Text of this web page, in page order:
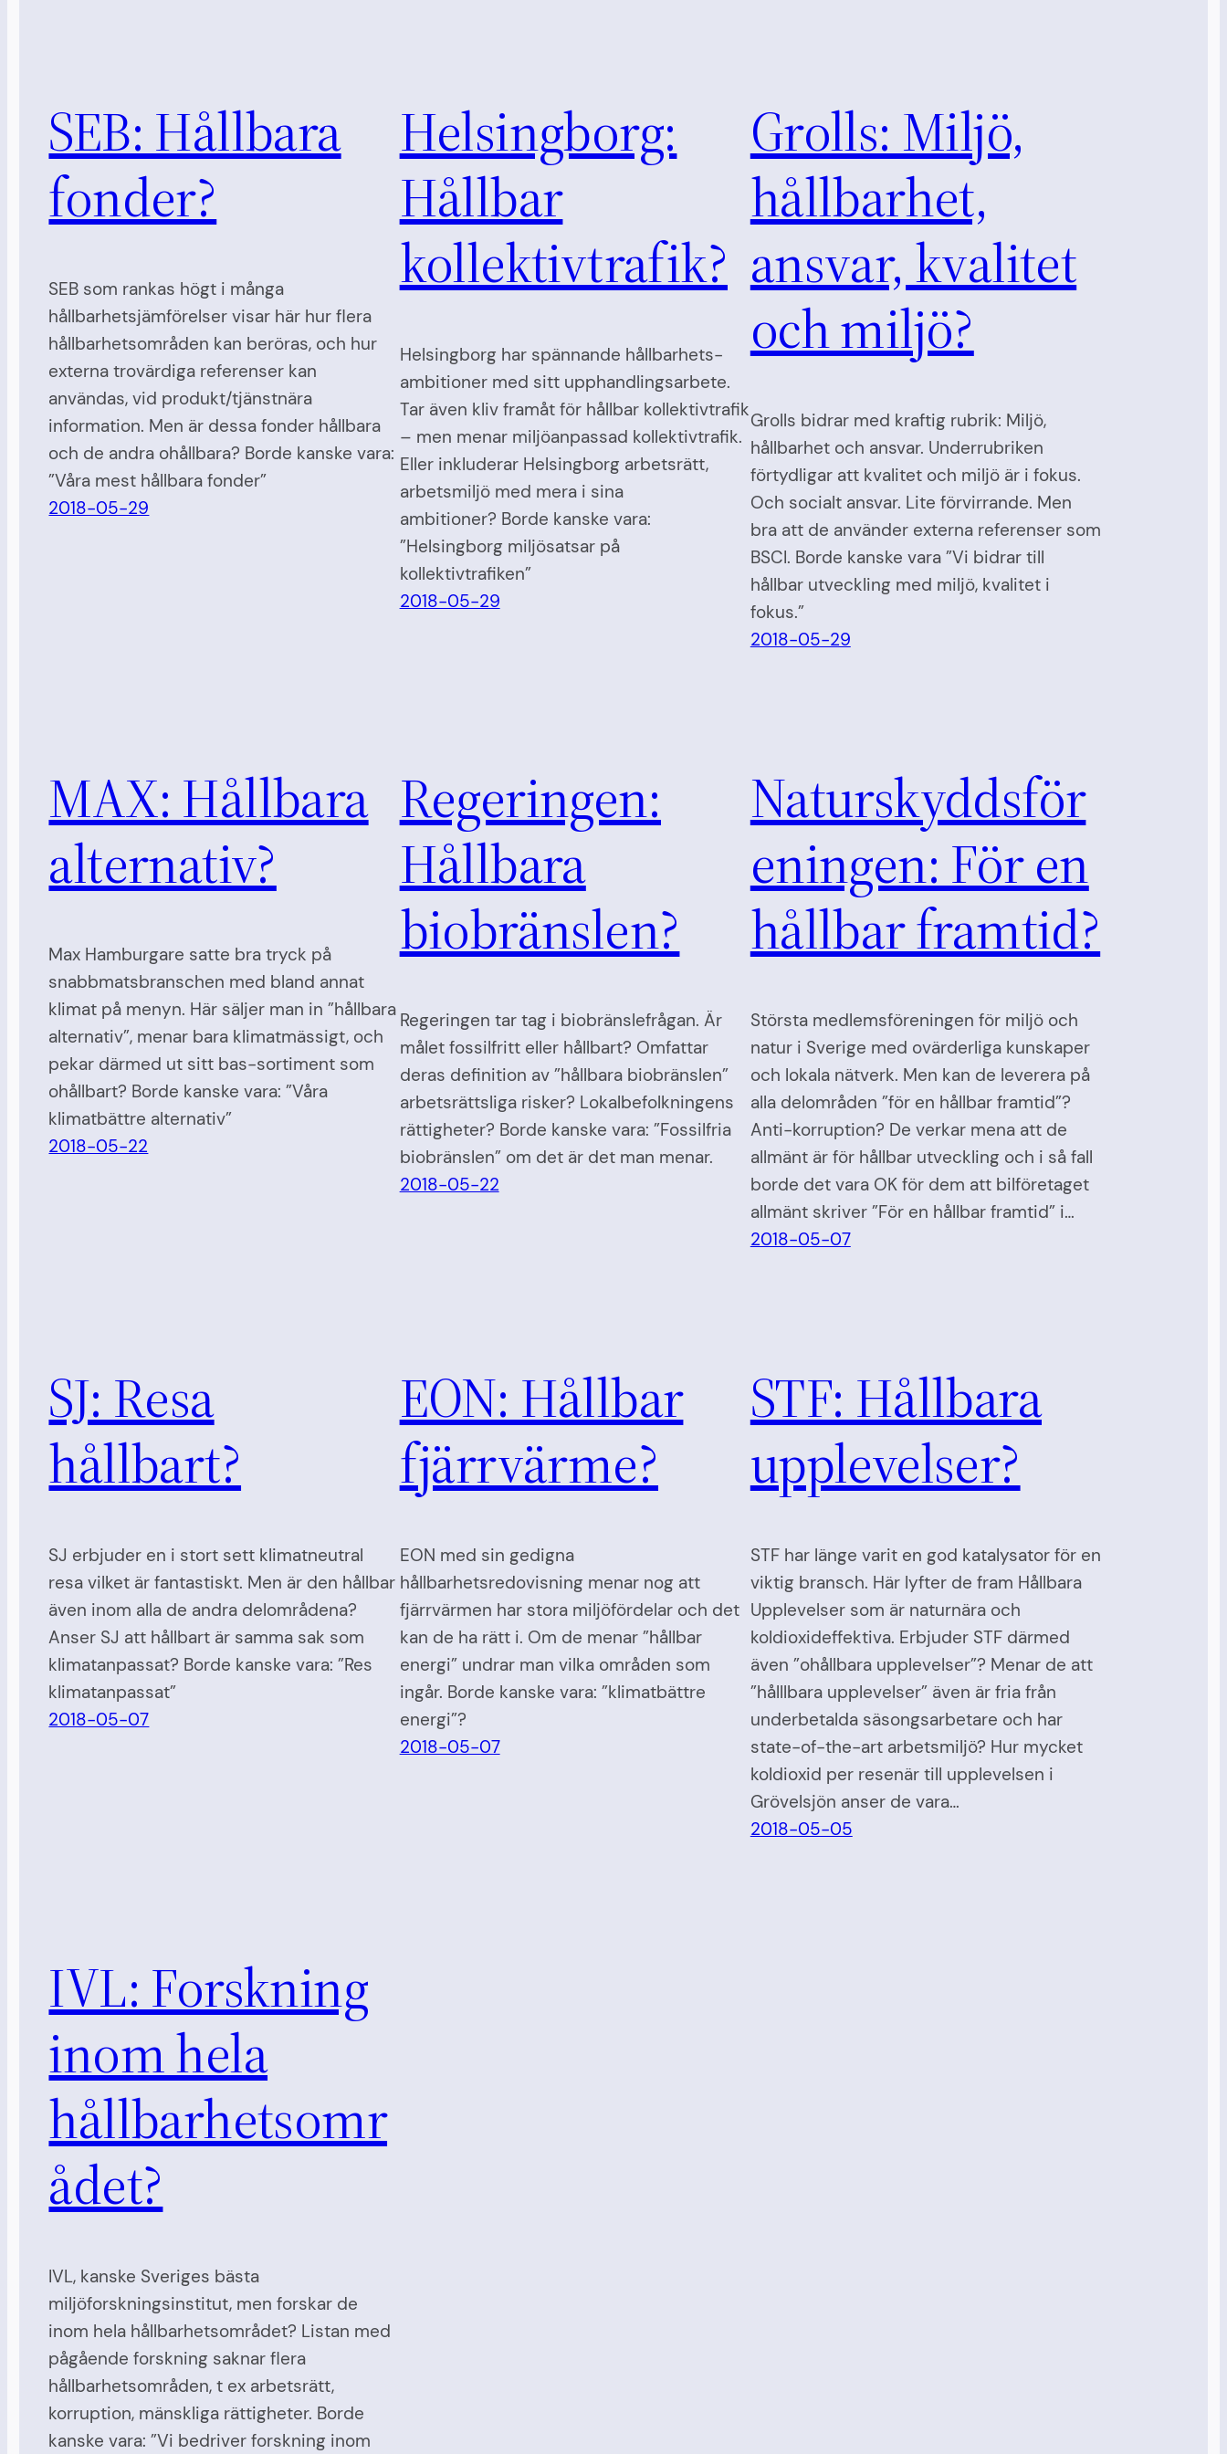
SEB: Hållbara
fonder?
SEB som rankas högt i många
hållbarhetsjämförelser visar här hur flera
hållbarhetsområden kan beröras, och hur
externa trovärdiga referenser kan
användas, vid produkt/tjänstnära
information. Men är dessa fonder hållbara
och de andra ohållbara? Borde kanske vara:
”Våra mest hållbara fonder”
2018-05-29
Helsingborg:
Hållbar
kollektivtrafik?
Helsingborg har spännande hållbarhets-
ambitioner med sitt upphandlingsarbete.
Tar även kliv framåt för hållbar kollektivtrafik
– men menar miljöanpassad kollektivtrafik.
Eller inkluderar Helsingborg arbetsrätt,
arbetsmiljö med mera i sina
ambitioner? Borde kanske vara:
”Helsingborg miljösatsar på
kollektivtrafiken”
2018-05-29
Grolls: Miljö,
hållbarhet,
ansvar, kvalitet
och miljö?
Grolls bidrar med kraftig rubrik: Miljö,
hållbarhet och ansvar. Underrubriken
förtydligar att kvalitet och miljö är i fokus.
Och socialt ansvar. Lite förvirrande. Men
bra att de använder externa referenser som
BSCI. Borde kanske vara ”Vi bidrar till
hållbar utveckling med miljö, kvalitet i
fokus.”
2018-05-29
MAX: Hållbara
alternativ?
Max Hamburgare satte bra tryck på
snabbmatsbranschen med bland annat
klimat på menyn. Här säljer man in ”hållbara
alternativ”, menar bara klimatmässigt, och
pekar därmed ut sitt bas-sortiment som
ohållbart? Borde kanske vara: ”Våra
klimatbättre alternativ”
2018-05-22
Regeringen:
Hållbara
biobränslen?
Regeringen tar tag i biobränslefrågan. Är
målet fossilfritt eller hållbart? Omfattar
deras definition av ”hållbara biobränslen”
arbetsrättsliga risker? Lokalbefolkningens
rättigheter? Borde kanske vara: ”Fossilfria
biobränslen” om det är det man menar.
2018-05-22
Naturskyddsför
eningen: För en
hållbar framtid?
Största medlemsföreningen för miljö och
natur i Sverige med ovärderliga kunskaper
och lokala nätverk. Men kan de leverera på
alla delområden ”för en hållbar framtid”?
Anti-korruption? De verkar mena att de
allmänt är för hållbar utveckling och i så fall
borde det vara OK för dem att bilföretaget
allmänt skriver ”För en hållbar framtid” i…
2018-05-07
SJ: Resa
hållbart?
SJ erbjuder en i stort sett klimatneutral
resa vilket är fantastiskt. Men är den hållbar
även inom alla de andra delområdena?
Anser SJ att hållbart är samma sak som
klimatanpassat? Borde kanske vara: ”Res
klimatanpassat”
2018-05-07
EON: Hållbar
fjärrvärme?
EON med sin gedigna
hållbarhetsredovisning menar nog att
fjärrvärmen har stora miljöfördelar och det
kan de ha rätt i. Om de menar ”hållbar
energi” undrar man vilka områden som
ingår. Borde kanske vara: ”klimatbättre
energi”?
2018-05-07
STF: Hållbara
upplevelser?
STF har länge varit en god katalysator för en
viktig bransch. Här lyfter de fram Hållbara
Upplevelser som är naturnära och
koldioxideffektiva. Erbjuder STF därmed
även ”ohållbara upplevelser”? Menar de att
”hålllbara upplevelser” även är fria från
underbetalda säsongsarbetare och har
state-of-the-art arbetsmiljö? Hur mycket
koldioxid per resenär till upplevelsen i
Grövelsjön anser de vara…
2018-05-05
IVL: Forskning
inom hela
hållbarhetsomr
ådet?
IVL, kanske Sveriges bästa
miljöforskningsinstitut, men forskar de
inom hela hållbarhetsområdet? Listan med
pågående forskning saknar flera
hållbarhetsområden, t ex arbetsrätt,
korruption, mänskliga rättigheter. Borde
kanske vara: ”Vi bedriver forskning inom